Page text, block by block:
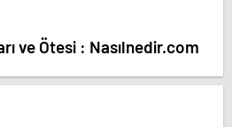
ve Ötesi : Nasılnedir.com